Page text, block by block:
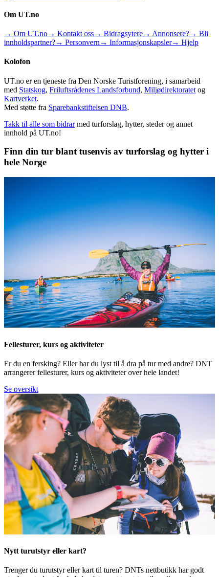
Om UT.no
→ Om UT.no→ Kontakt oss→ Bidragsytere→ Annonsere?→ Bli
innholdspartner?→ Personvern → Informasjonskapsler→ Hjelp
Kolofon
UT.no er en tjeneste fra Den Norske Turistforening, i samarbeid
med Statskog, Friluftsrådenes Landsforbund, Miljødirektoratet og
Kartverket.
Med støtte fra Sparebankstiftelsen DNB.
Takk til alle som bidrar med turforslag, hytter, steder og annet
innhold på UT.no!
Finn din tur blant tusenvis av turforslag og hytter i
hele Norge
Fellesturer, kurs og aktiviteter
Er du en fersking? Eller har du lyst til å dra på tur med andre? DNT
arrangerer fellesturer, kurs og aktiviteter over hele landet!
Se oversikt
Nytt turutstyr eller kart?
Trenger du turutstyr eller kart til turen? DNTs nettbutikk har godt